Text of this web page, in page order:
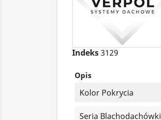
Indeks3129
Opis
Kolor Pokrycia
Seria Blachodachówki